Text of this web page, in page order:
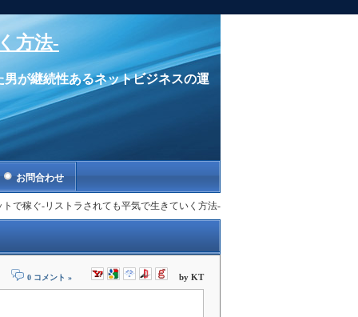
方法-
が継続性あるネットビジネスの運
お問合わせ
で稼ぐ-リストラされても平気で生きていく方法-
0 コメント » by KT